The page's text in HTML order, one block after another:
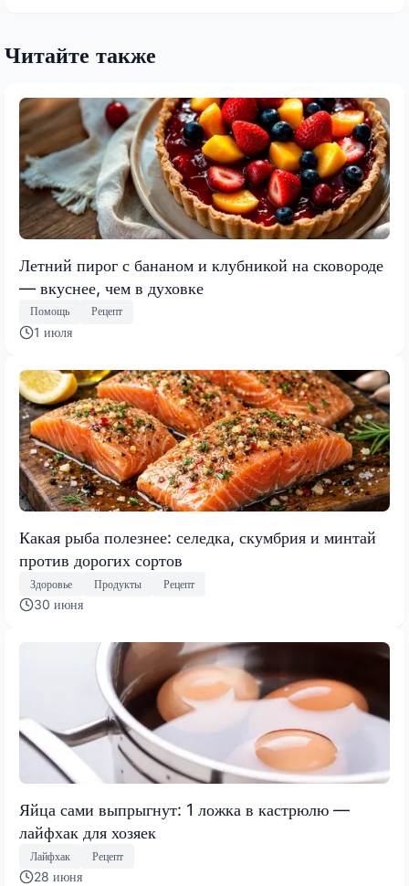
Читайте также
Летний пирог с бананом и клубникой на сковороде
— вкуснее, чем в духовке
Помощь Рецепт
1 июля
Какая рыба полезнее: селедка, скумбрия и минтай
против дорогих сортов
Здоровье Продукты Рецепт
30 июня
Яйца сами выпрыгнут: 1 ложка в кастрюлю —
лайфхак для хозяек
Лайфхак Рецепт
28 июня